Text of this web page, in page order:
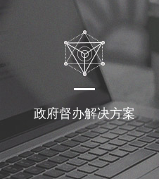
政府督办解决方案